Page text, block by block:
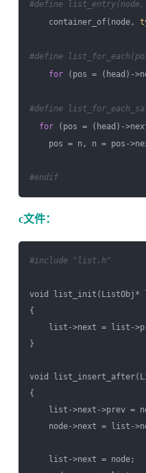
#define list_entry(node,
container_of(node,
#define
for (pos = (head)-
#define
for (pos = (head)-
pos = n, n = pos-
#endif
c文件：
#include "list.h"
void list_init(ListObj*
{
list->next = list-
}
void
{
list->next->prev =
node->next = list-
list->next = node;